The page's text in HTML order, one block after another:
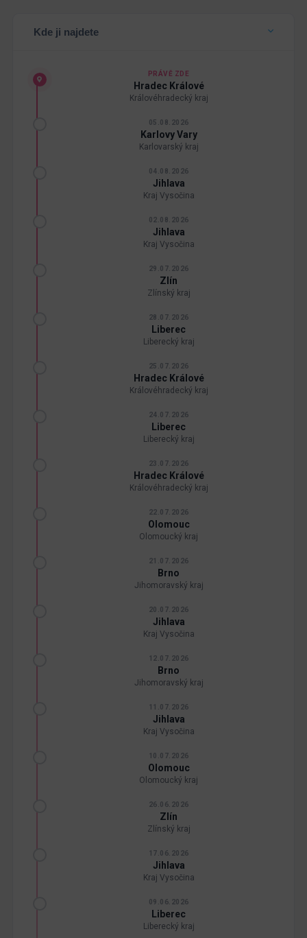
Kde ji najdete
PRÁVĚ ZDE
Hradec Králové
Královéhradecký kraj
05.08.2026
Karlovy Vary
Karlovarský kraj
04.08.2026
Jihlava
Kraj Vysočina
02.08.2026
Jihlava
Kraj Vysočina
29.07.2026
Zlín
Zlínský kraj
28.07.2026
Liberec
Liberecký kraj
25.07.2026
Hradec Králové
Královéhradecký kraj
24.07.2026
Liberec
Liberecký kraj
23.07.2026
Hradec Králové
Královéhradecký kraj
22.07.2026
Olomouc
Olomoucký kraj
21.07.2026
Brno
Jihomoravský kraj
20.07.2026
Jihlava
Kraj Vysočina
12.07.2026
Brno
Jihomoravský kraj
11.07.2026
Jihlava
Kraj Vysočina
10.07.2026
Olomouc
Olomoucký kraj
26.06.2026
Zlín
Zlínský kraj
17.06.2026
Jihlava
Kraj Vysočina
09.06.2026
Liberec
Liberecký kraj